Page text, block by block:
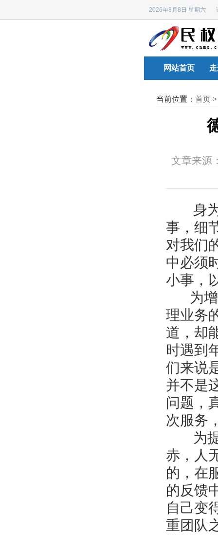
2026年8月8日 星期六
网站首页
当前位置： 首页
文章来源
身为“
事，细
对我们
中必须
小事，
为增
理业务
道，却
时遇到
们来说
并不是
问题，
次服务
为提
赤，人
的，在
的反馈
自己变
重团队